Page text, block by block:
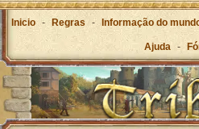
Inicio - Regras - Informação do
Ajuda -